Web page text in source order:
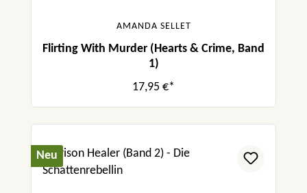
AMANDA SELLET
Flirting With Murder (Hearts & Crime, Band
1)
17,95 €*
Neu